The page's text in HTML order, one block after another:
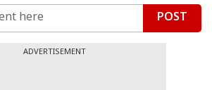
POST
ADVERTISEMENT